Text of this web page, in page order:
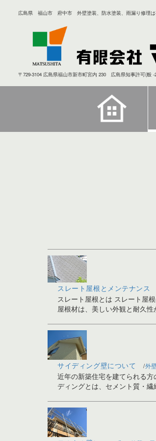
広島県 福山市 府中市 外壁塗装、防水塗装、雨漏り修理は
〒729-3104 広島県福山市新市町宮内 230 広島県知事許可(般 -
スレート屋根とメンテナンス
スレート屋根とは スレート屋
屋根材は、美しい外観と耐久
サイディング壁について 外
近年の新築住宅を建てられる
ディングとは、セメント質・